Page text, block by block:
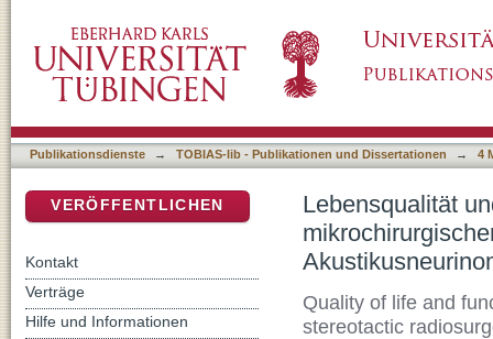
stereotaktischer Radiochirurgie des
Publikationsdienste → TOBIAS-lib - Publikationen und Dissertationen → 4
Lebensqualität
Quality of life and
stereotactic
VERÖFFENTLICHEN
Kontakt
Verträge
Hilfe und Informationen